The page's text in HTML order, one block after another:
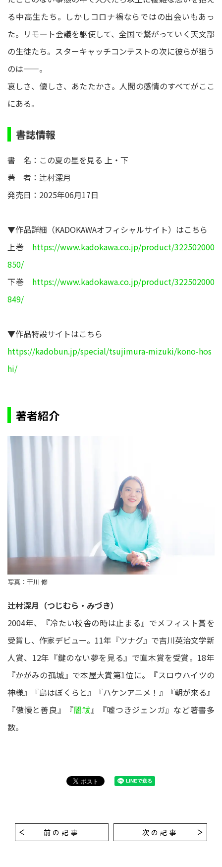
る中高生たち。しかしコロナ禍ならではの出会いもあっ
た。リモート会議を駆使して、全国で繋がっていく天文部
の生徒たち。スターキャッチコンテストの次に彼らが狙う
のは——。
哀しさ、優しさ、あたたかさ。人間の感情のすべてがここ
にある。
書誌情報
書 名：この夏の星を見る 上・下
著 者：辻村深月
発売日：2025年06月17日
▼作品詳細（KADOKAWAオフィシャルサイト）はこちら
上巻 https://www.kadokawa.co.jp/product/322502000
850/
下巻 https://www.kadokawa.co.jp/product/322502000
849/
▼作品特設サイトはこちら
https://kadobun.jp/special/tsujimura-mizuki/kono-hos
hi/
著者紹介
写真：干川 修
辻村深月（つじむら・みづき）
2004年、『冷たい校舎の時は止まる』でメフィスト賞を
受賞し、作家デビュー。11年『ツナグ』で吉川英治文学新
人賞、12年『鍵のない夢を見る』で直木賞を受賞。18年
『かがみの孤城』で本屋大賞第1位に。『スロウハイツの
神様』『島はぼくらと』『ハケンアニメ！』『朝が来る』
『傲慢と善良』『闇祓』『嘘つきジェンガ』など著書多
数。
前の記事 次の記事